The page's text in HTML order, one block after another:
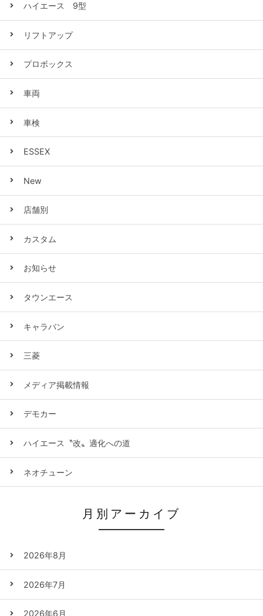
ハイエース 9型
リフトアップ
プロボックス
車両
車検
ESSEX
New
店舗別
カスタム
お知らせ
タウンエース
キャラバン
三菱
メディア掲載情報
デモカー
ハイエース〝改〟適化への道
ネオチューン
月別アーカイブ
2026年8月
2026年7月
2026年6月